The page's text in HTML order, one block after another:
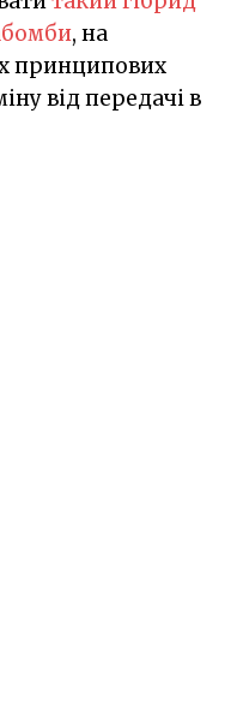
, на
принципових
від передачі в